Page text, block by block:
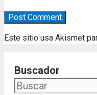
Este sitio usa Akismet
Buscador